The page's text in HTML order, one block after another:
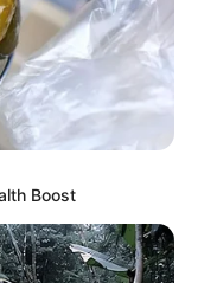
ΙΔΙΟ.
Boost